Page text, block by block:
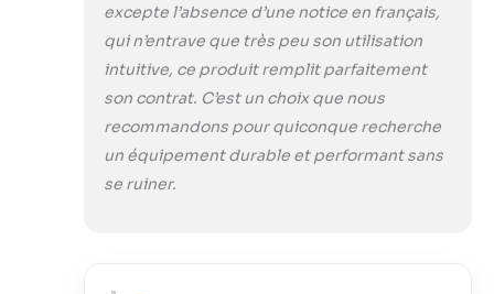
excepte l’absence d’une notice en français,
qui n’entrave que très peu son utilisation
intuitive, ce produit remplit parfaitement
son contrat. C’est un choix que nous
recommandons pour quiconque recherche
un équipement durable et performant sans
se ruiner.